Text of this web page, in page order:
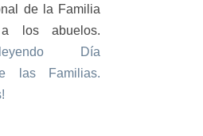
de la Familia
a los abuelos.
Día
las Familias.